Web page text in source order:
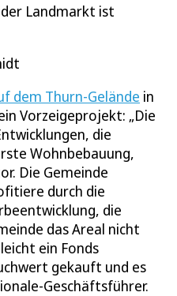
Landmarkt ist
dem Thurn-Gelände in
Vorzeigeprojekt: „Die
die
Wohnbebauung,
Die Gemeinde
durch die
die
das Areal nicht
ein Fonds
gekauft und es
Geschäftsführer.